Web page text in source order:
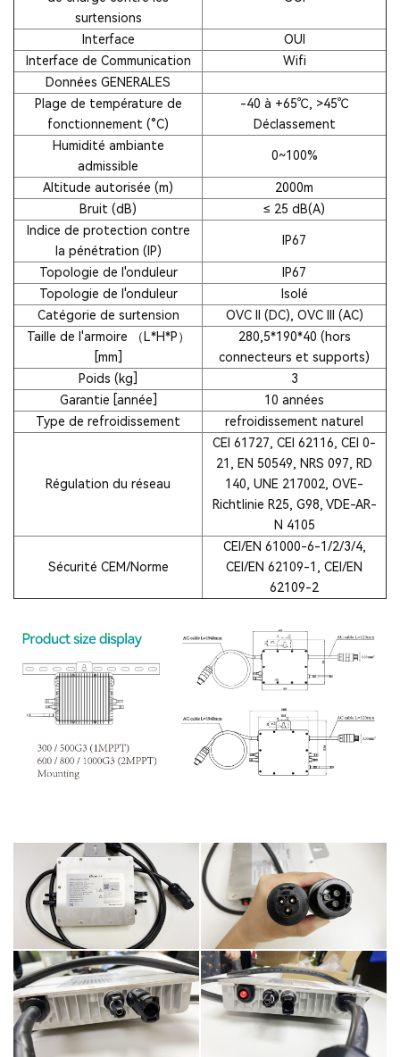
surtensions
Interface
OUI
Interface de Communication
Wifi
Données GENERALES
Plage de température de
fonctionnement (°C)
-40 à +65℃, >45℃
Déclassement
Humidité ambiante
admissible
0~100%
Altitude autorisée (m)
2000m
Bruit (dB)
≤ 25 dB(A)
Indice de protection contre
la pénétration (IP)
IP67
Topologie de l'onduleur
IP67
Topologie de l'onduleur
Isolé
Catégorie de surtension
OVC II (DC), OVC III (AC)
Taille de l'armoire （L*H*P）
[mm]
280,5*190*40 (hors
connecteurs et supports)
Poids (kg]
3
Garantie [année]
10 années
Type de refroidissement
refroidissement naturel
Régulation du réseau
CEI 61727, CEI 62116, CEI 0-
21, EN 50549, NRS 097, RD
140, UNE 217002, OVE-
Richtlinie R25, G98, VDE-AR-
N 4105
Sécurité CEM/Norme
CEI/EN 61000-6-1/2/3/4,
CEI/EN 62109-1, CEI/EN
62109-2